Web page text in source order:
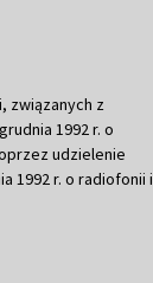
związanych z
1992 r. o
udzielenie
1992 r. o radiofonii i